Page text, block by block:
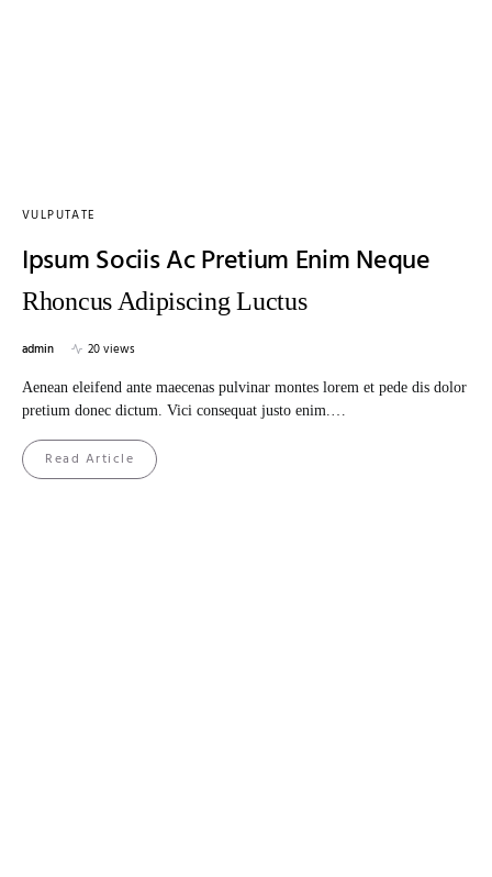
VULPUTATE
Ipsum Sociis Ac Pretium Enim Neque
Rhoncus Adipiscing Luctus
admin 20 views
Aenean eleifend ante maecenas pulvinar montes lorem et pede dis dolor
pretium donec dictum. Vici consequat justo enim.…
Read Article